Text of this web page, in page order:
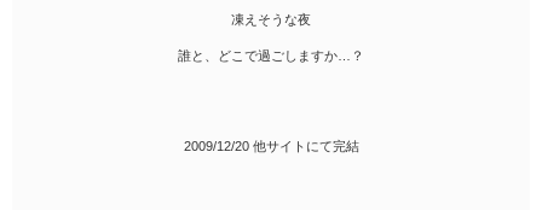
凍えそうな夜
誰と、どこで過ごしますか…？
2009/12/20 他サイトにて完結